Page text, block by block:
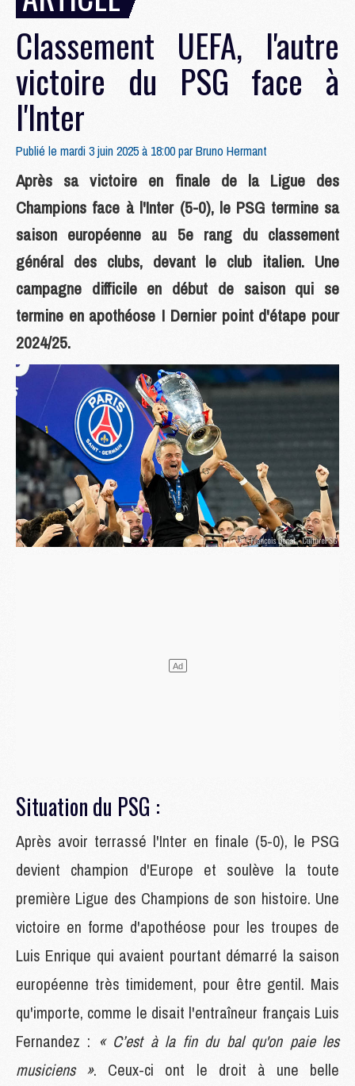
Classement UEFA, l'autre
victoire du PSG face à
l'Inter
Publié le mardi 3 juin 2025 à 18:00 parBruno Hermant
Après sa victoire en finale de la Ligue des
Champions face à l'Inter (5-0), le PSG termine sa
saison européenne au 5e rang du classement
général des clubs, devant le club italien. Une
campagne difficile en début de saison qui se
termine en apothéose ! Dernier point d'étape pour
2024/25.
Situation du PSG :
Après avoir terrassé l'Inter en finale (5-0), le PSG
devient champion d'Europe et soulève la toute
première Ligue des Champions de son histoire. Une
victoire en forme d'apothéose pour les troupes de
Luis Enrique qui avaient pourtant démarré la saison
européenne très timidement, pour être gentil. Mais
qu'importe, comme le disait l'entraîneur français Luis
Fernandez : « C’est à la fin du bal qu'on paie les
musiciens ». Ceux-ci ont le droit à une belle